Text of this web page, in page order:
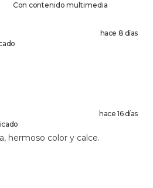
Con contenido multimedia
hace 8 días
hace 16 días
hermoso color y calce.